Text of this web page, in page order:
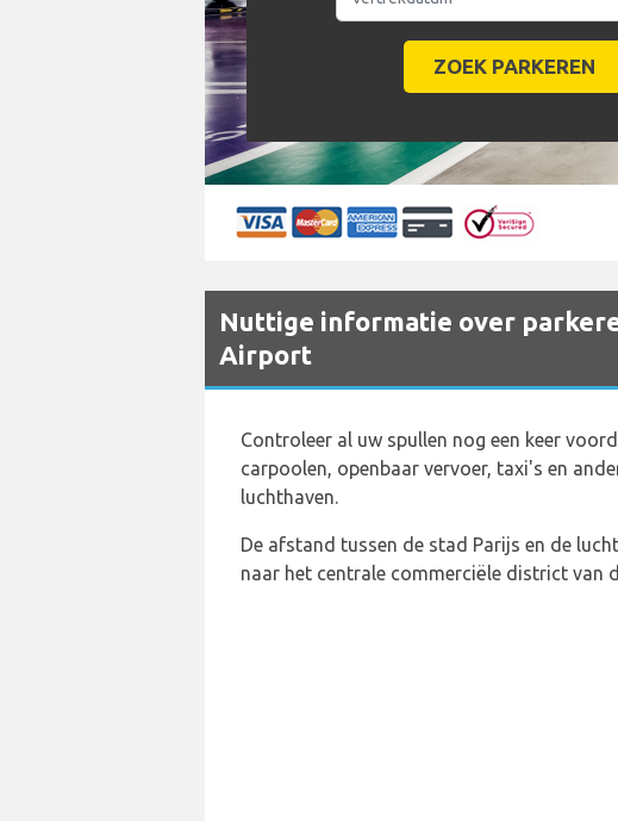
Nuttige informatie over
Airport
Controleer al uw spullen nog een keer
carpoolen, openbaar vervoer, taxi's en
luchthaven.
De afstand tussen de stad Parijs en de
naar het centrale commerciële district van